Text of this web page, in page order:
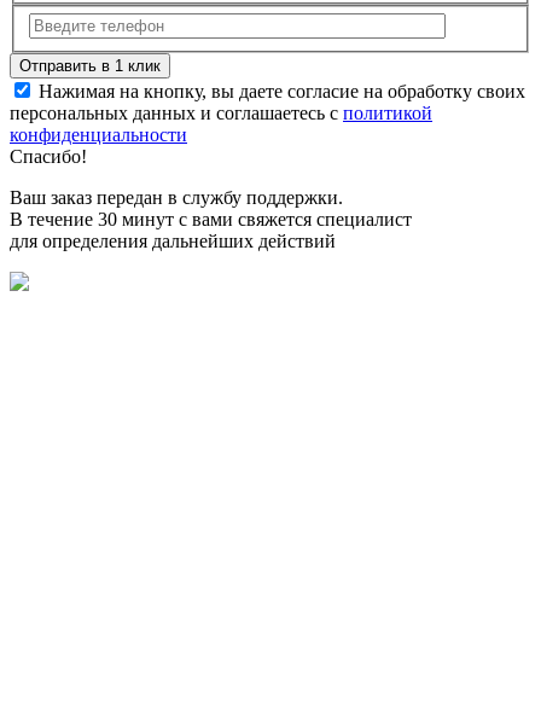
Нажимая на кнопку, вы даете согласие на обработку своих
персональных данных и соглашаетесь с политикой
конфиденциальности
Спасибо!
Ваш заказ передан в службу поддержки.
В течение 30 минут с вами свяжется специалист
для определения дальнейших действий